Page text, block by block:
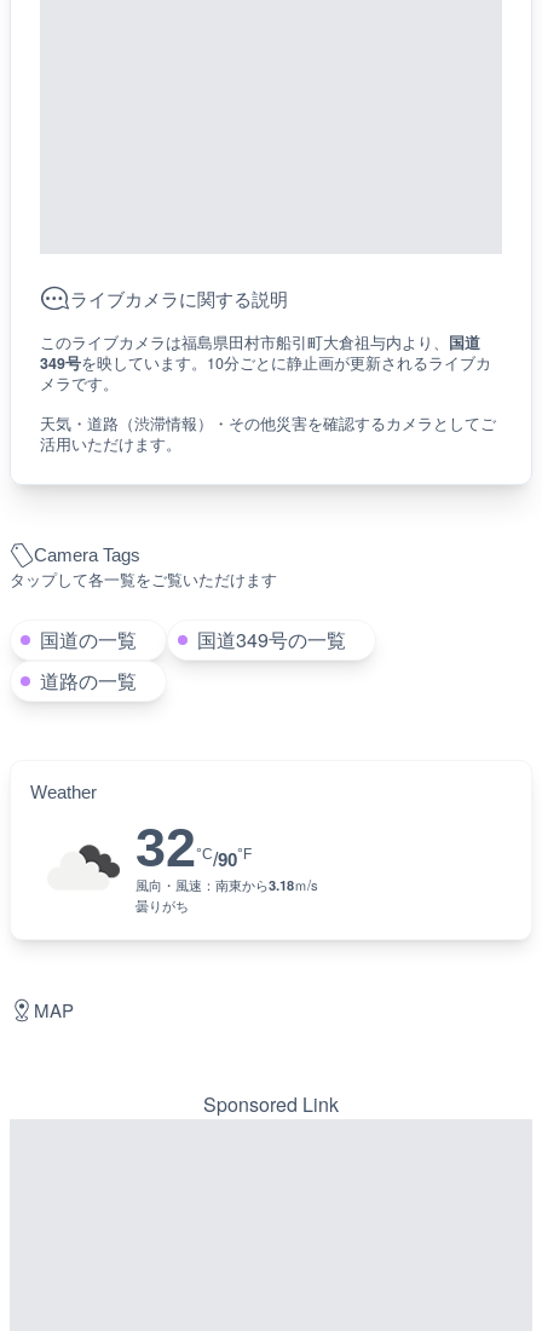
Camera Tags
タップして各一覧をご覧いただけます
国道の一覧
国道349号の一覧
道路の一覧
Weather
32°C/90°F
風向・風速： 南東から3.18ｍ/s
曇りがち
ライブカメラに関する説明
このライブカメラは福島県田村市船引町大倉祖与内より、 国道
349号を映しています。10分ごとに静止画が更新されるライブカ
メラです。
天気・道路（渋滞情報）・その他災害を確認するカメラとしてご
活用いただけます。
MAP
Sponsored Link